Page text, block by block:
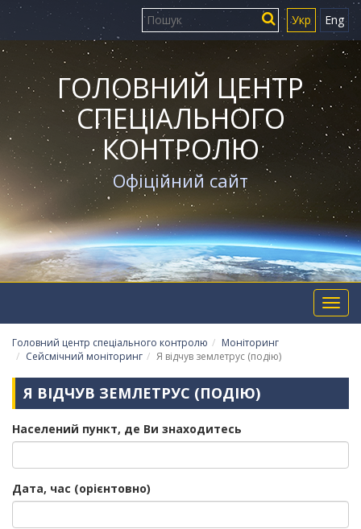
Укр Eng
ГОЛОВНИЙ ЦЕНТР
СПЕЦІАЛЬНОГО
КОНТРОЛЮ
Офіційний сайт
Головний центр спеціального контролю
Моніторинг
Сейсмічний моніторинг
Я відчув землетрус (подію)
Я ВІДЧУВ ЗЕМЛЕТРУС (ПОДІЮ)
Населений пункт, де Ви знаходитесь
Дата, час (орієнтовно)